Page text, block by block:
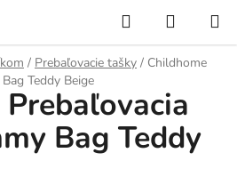
Hľadať
KOŠÍK
/ Prebaľovacie tašky / Childhome
Teddy Beige
Bag Teddy